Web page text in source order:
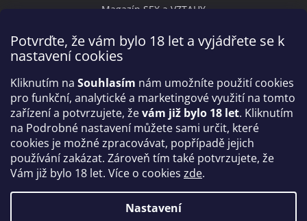
Potvrďte, že vám bylo 18 let a vyjádřete se k
nastavení cookies
Kliknutím na Souhlasím nám umožníte použití cookies
pro funkční, analytické a marketingové využití na tomto
zařízení a potvrzujete, ževám již bylo 18 let. Kliknutím
na Podrobné nastavení můžete sami určit, které
cookies je možné zpracovávat, popřípadě jejich
používání zakázat. Zároveň tím také potvrzujete, že
Vám již bylo 18 let. Více o cookies zde.
Nastavení
Magazín SEX a VZTAHY
Přijímáme online platby